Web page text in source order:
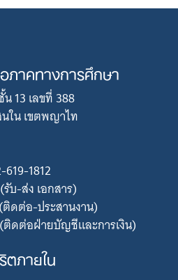
ภาคทางการศึกษา
13 เลขที่ 388
ใน เขตพญาไท
1812
บ-ส่ง เอกสาร)
ติดต่อ-ประสานงาน)
ติดต่อฝ่ายบัญชีและการเงิน)
ภายใน